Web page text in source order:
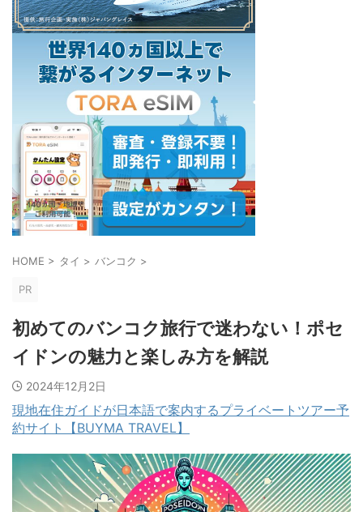
HOME > タイ > バンコク >
PR
初めてのバンコク旅行で迷わない！ポセ
イドンの魅力と楽しみ方を解説
2024年12月2日
現地在住ガイドが日本語で案内するプライベートツアー予
約サイト【BUYMA TRAVEL】